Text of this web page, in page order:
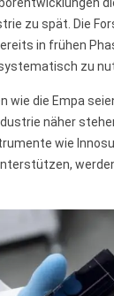
zu spät. Die
in frühen
zu
wie die Empa
näher
wie